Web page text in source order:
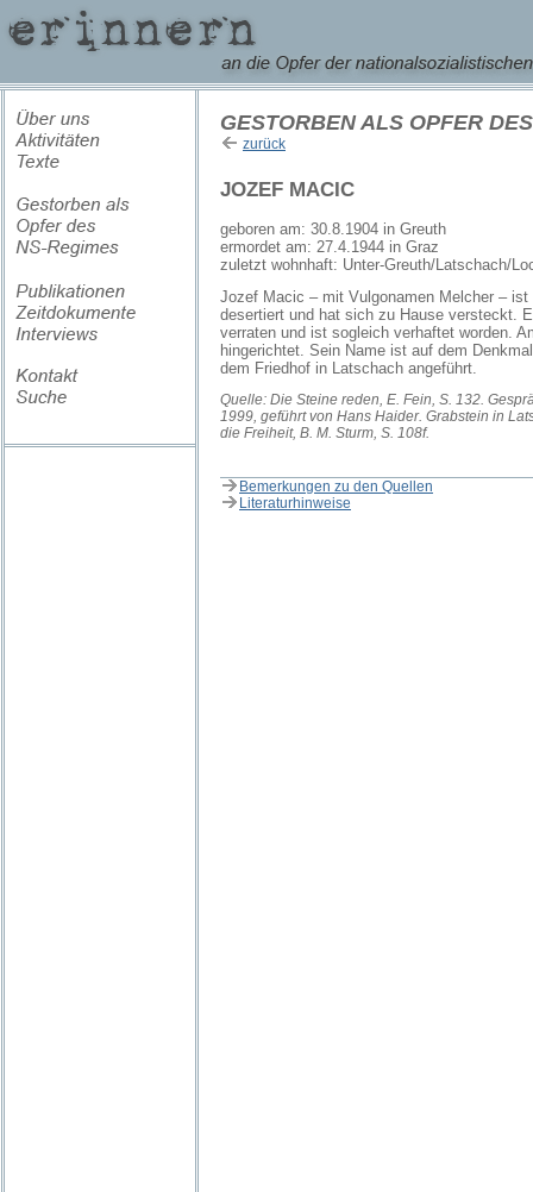
GESTORBEN ALS OPFER
zurück
JOZEF MACIC
geboren am: 30.8.1904 in Greuth
ermordet am: 27.4.1944 in Graz
zuletzt wohnhaft: Unter-Greuth/Latschach/
Jozef Macic – mit Vulgonamen Melcher –
desertiert und hat sich zu Hause versteckt.
verraten und ist sogleich verhaftet worden.
hingerichtet. Sein Name ist auf dem
dem Friedhof in Latschach angeführt.
Quelle: Die Steine reden, E. Fein, S. 132.
1999, geführt von Hans Haider. Grabstein in
die Freiheit, B. M. Sturm, S. 108f.
Bemerkungen zu den Quellen
Literaturhinweise